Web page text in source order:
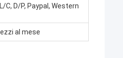
C, D/P, Paypal, Western
al mese